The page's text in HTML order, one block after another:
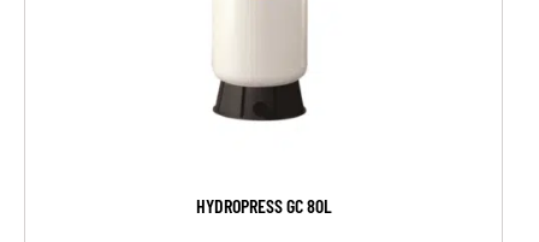
HYDROPRESS GC 80L